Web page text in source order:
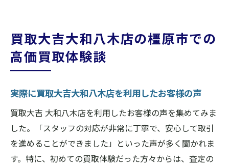
買取大吉大和八木店での買取手続きの流れ
橿原市での買取体験をより良くするための
アドバイス
買取大吉大和八木店のサービスが橿原市で
高評価の理由
奈良県橿原市で選ばれる買取大吉大和八木店の
魅力
地域密着型の買取サービス
買取大吉大和八木店の橿原市での
高価買取体験談
実際に買取大吉大和八木店を利用したお客様の声
買取大吉 大和八木店を利用したお客様の声を集めてみま
した。「スタッフの対応が非常に丁寧で、安心して取引
を進めることができました」といった声が多く聞かれま
す。特に、初めての買取体験だった方々からは、査定の